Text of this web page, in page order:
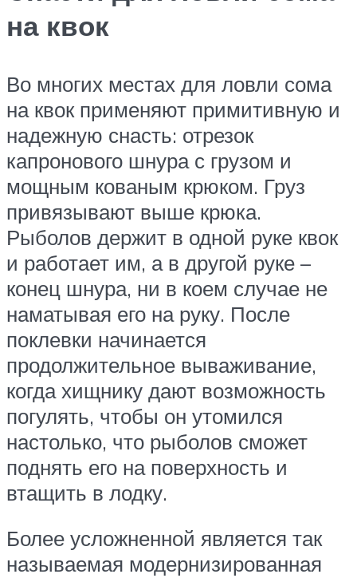
на квок
Во многих местах для ловли сома
на квок применяют примитивную и
надежную снасть: отрезок
капронового шнура с грузом и
мощным кованым крюком. Груз
привязывают выше крюка.
Рыболов держит в одной руке квок
и работает им, а в другой руке –
конец шнура, ни в коем случае не
наматывая его на руку. После
поклевки начинается
продолжительное вываживание,
когда хищнику дают возможность
погулять, чтобы он утомился
настолько, что рыболов сможет
поднять его на поверхность и
втащить в лодку.
Более усложненной является так
называемая модернизированная